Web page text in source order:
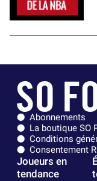
Abonnements
La boutique SO
Conditions
Consentement
Joueurs en
tendance